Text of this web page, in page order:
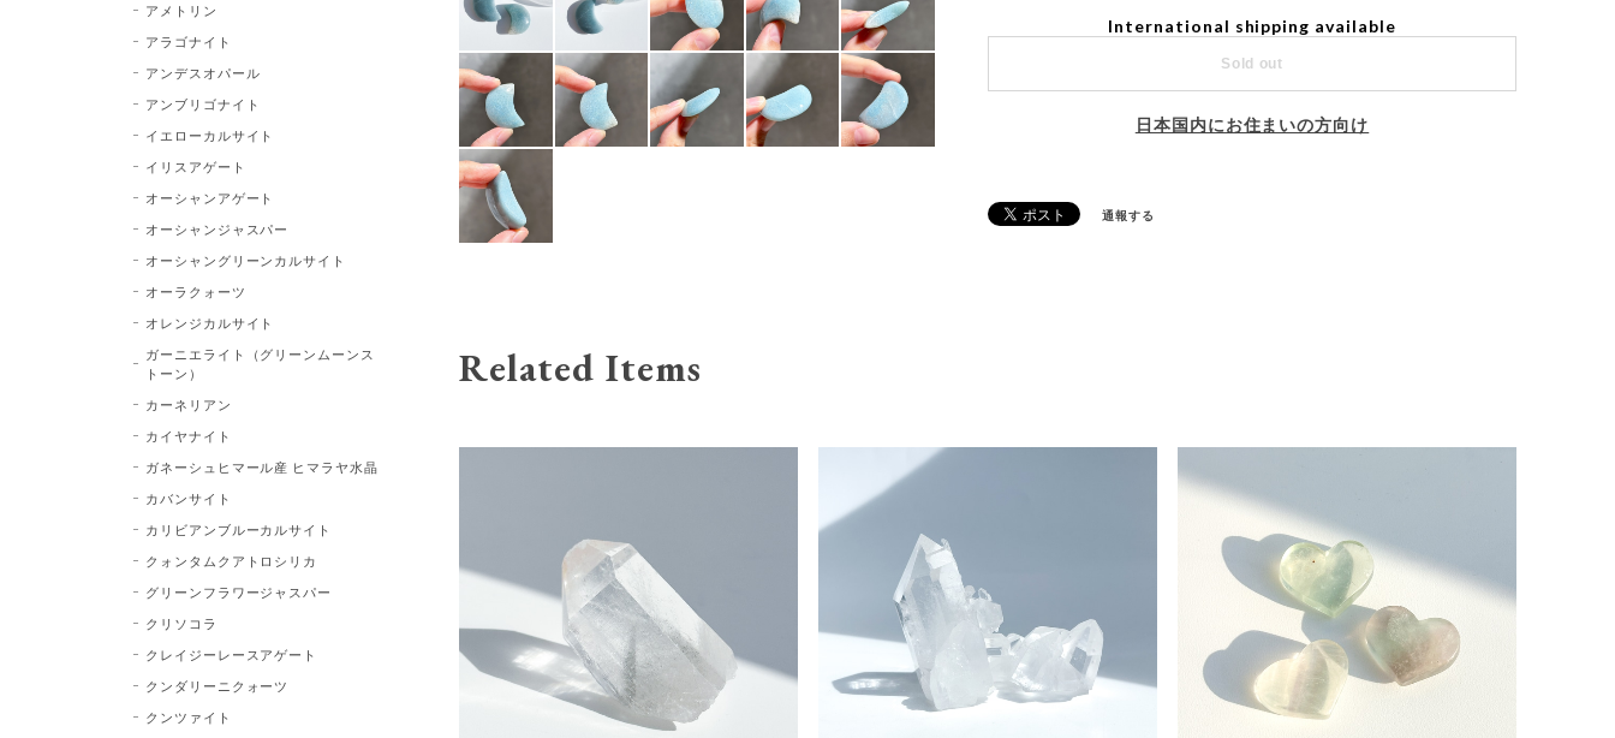
International shipping available
Sold out
日本国内にお住まいの方向け
通報する
Related Items
アメトリン
アラゴナイト
アンデスオパール
アンブリゴナイト
イエローカルサイト
イリスアゲート
オーシャンアゲート
オーシャンジャスパー
オーシャングリーンカルサイト
オーラクォーツ
オレンジカルサイト
ガーニエライト（グリーンムーンス
トーン）
カーネリアン
カイヤナイト
ガネーシュヒマール産 ヒマラヤ水晶
カバンサイト
カリビアンブルーカルサイト
クォンタムクアトロシリカ
グリーンフラワージャスパー
クリソコラ
クレイジーレースアゲート
クンダリーニクォーツ
クンツァイト